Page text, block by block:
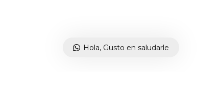
Hola, Gusto en saludarle